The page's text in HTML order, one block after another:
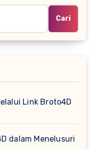
Cari
Link Broto4D
dalam Menelusuri